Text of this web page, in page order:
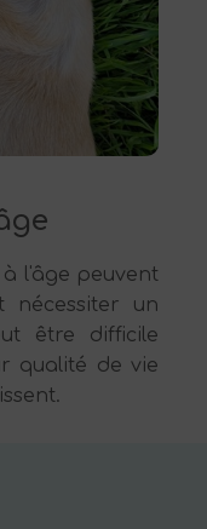
l'âge peuvent
nécessiter un
être difficile
qualité de vie